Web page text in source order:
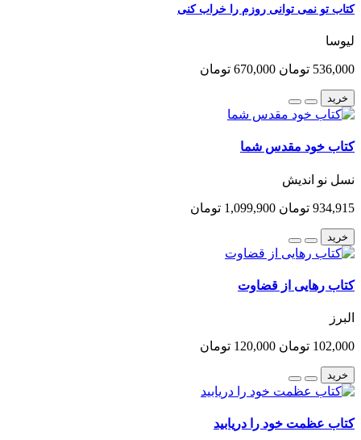
کتاب تو نمی توانی روزم را خراب کنی
لیوسا
536,000 تومان 670,000 تومان
خرید
کتاب خود مقدس شما
نسل نو اندیش
934,915 تومان 1,099,900 تومان
خرید
کتاب رهایی از قضاوت
البرز
102,000 تومان 120,000 تومان
خرید
کتاب عظمت خود را دریابید